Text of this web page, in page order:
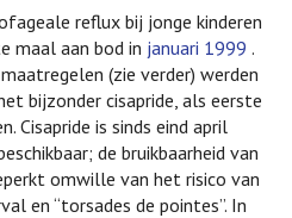
reflux bij jonge kinderen
maal aan bod in januari 1999 .
(zie verder) werden
bijzonder cisapride, als eerste
Cisapride is sinds eind april
de bruikbaarheid van
omwille van het risico van
en “torsades de pointes”. In